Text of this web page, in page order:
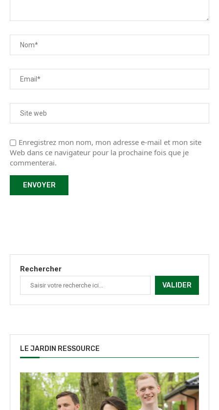
Enregistrez mon nom, mon adresse e-mail et mon site
Web dans ce navigateur pour la prochaine fois que je
commenterai.
Rechercher
VALIDER
LE JARDIN RESSOURCE